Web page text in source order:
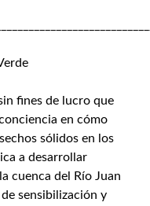
fines de lucro que
en cómo
sólidos en los
a desarrollar
cuenca del Río Juan
sensibilización y